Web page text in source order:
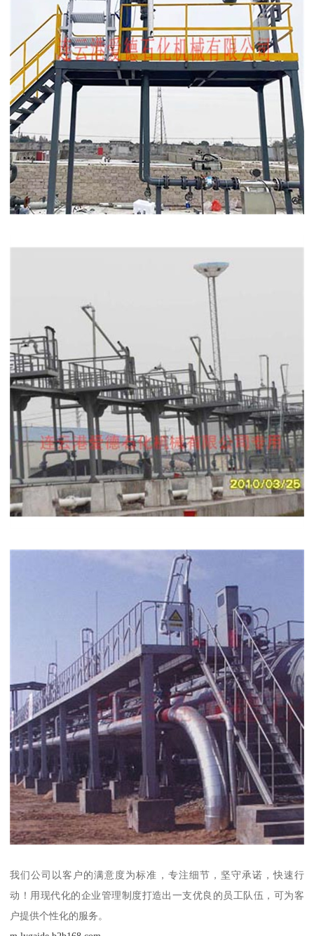
我们公司以客户的满意度为标准，专注细节，坚守承诺，快速行
动！用现代化的企业管理制度打造出一支优良的员工队伍，可为客
户提供个性化的服务。